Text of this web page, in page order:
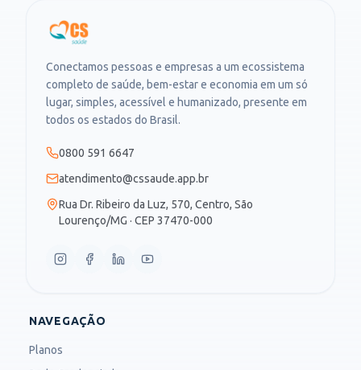
Conectamos pessoas e empresas a um ecossistema
completo de saúde, bem-estar e economia em um só
lugar, simples, acessível e humanizado, presente em
todos os estados do Brasil.
0800 591 6647
atendimento@cssaude.app.br
Rua Dr. Ribeiro da Luz, 570, Centro, São
Lourenço/MG · CEP 37470-000
NAVEGAÇÃO
Planos